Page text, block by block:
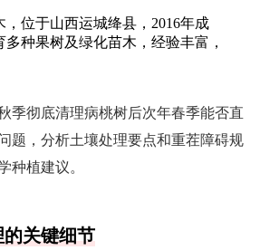
，位于山西运城绛县，2016年成
多种果树及绿化苗木，经验丰富，
季彻底清理病桃树后次年春季能否直
题，分析土壤处理要点和重茬障碍规
种植建议。
关键细节